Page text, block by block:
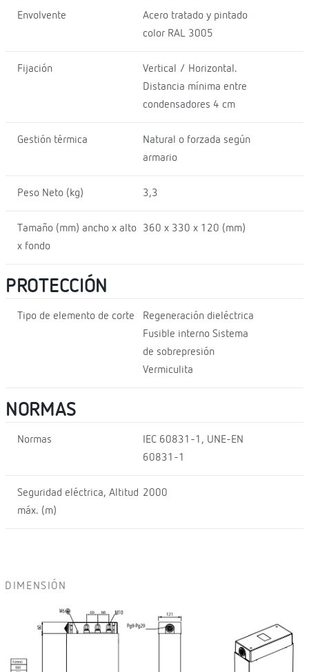
Envolvente
Acero tratado y pintado
color RAL 3005
Fijación
Vertical / Horizontal.
Distancia mínima entre
condensadores 4 cm
Gestión térmica
Natural o forzada según
armario
Peso Neto (kg) 3,3
Tamaño (mm) ancho x alto
x fondo
360 x 330 x 120 (mm)
PROTECCIÓN
Tipo de elemento de corte
Regeneración dieléctrica
Fusible interno Sistema
de sobrepresión
Vermiculita
NORMAS
Normas
IEC 60831-1, UNE-EN
60831-1
Seguridad eléctrica, Altitud
máx. (m)
2000
DIMENSIÓN